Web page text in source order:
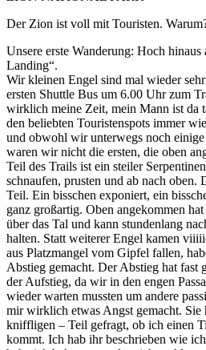
Der Zion ist voll mit Touristen.
Unsere erste Wanderung: Hoch
Landing“.
Wir kleinen Engel sind mal wieder
ersten Shuttle Bus um 6.00 Uhr zum
wirklich meine Zeit, mein Mann ist da
den beliebten Touristenspots immer
und obwohl wir unterwegs noch
waren wir nicht die ersten, die oben
Teil des Trails ist ein steiler
schnaufen, prusten und ab nach oben.
Teil. Ein bisschen exponiert, ein
ganz großartig. Oben angekommen
über das Tal und kann stundenlang
halten. Statt weiterer Engel kamen
aus Platzmangel vom Gipfel fallen,
Abstieg gemacht. Der Abstieg hat fast
der Aufstieg, da wir in den engen
wieder warten mussten um andere
mir wirklich etwas Angst gemacht. Sie
kniffligen – Teil gefragt, ob ich einen
kommt. Ich hab ihr beschrieben wie